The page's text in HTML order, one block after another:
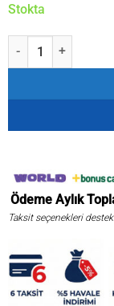
Stokta
Savage gear
Ödeme Aylık
Taksit seçenekleri